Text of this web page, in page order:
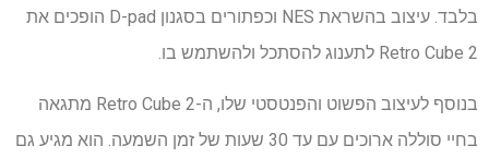
בלבד. עיצוב בהשראת NES וכפתורים בסגנון D-pad הופכים את
Retro Cube 2 לתענוג להסתכל ולהשתמש בו.
בנוסף לעיצוב הפשוט והפנטסטי שלו, ה-Retro Cube 2 מתגאה
בחיי סוללה ארוכים עם עד 30 שעות של זמן השמעה. הוא מגיע גם